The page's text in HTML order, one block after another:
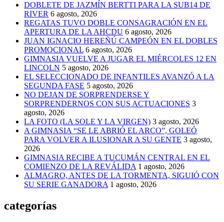
DOBLETE DE JAZMÍN BERTTI PARA LA SUB14 DE
RIVER 6 agosto, 2026
REGATAS TUVO DOBLE CONSAGRACIÓN EN EL
APERTURA DE LA AHCDU 6 agosto, 2026
JUAN IGNACIO HEREÑÚ CAMPEÓN EN EL DOBLES
PROMOCIONAL 6 agosto, 2026
GIMNASIA VUELVE A JUGAR EL MIÉRCOLES 12 EN
LINCOLN 5 agosto, 2026
EL SELECCIONADO DE INFANTILES AVANZÓ A LA
SEGUNDA FASE 5 agosto, 2026
NO DEJAN DE SORPRENDERSE Y
SORPRENDERNOS CON SUS ACTUACIONES 3
agosto, 2026
LA FOTO (LA SOLE Y LA VIRGEN) 3 agosto, 2026
A GIMNASIA “SE LE ABRIÓ EL ARCO”, GOLEÓ
PARA VOLVER A ILUSIONAR A SU GENTE 3 agosto,
2026
GIMNASIA RECIBE A TUCUMÁN CENTRAL EN EL
COMIENZO DE LA REVÁLIDA 1 agosto, 2026
ALMAGRO, ANTES DE LA TORMENTA, SIGUIÓ CON
SU SERIE GANADORA 1 agosto, 2026
categorías